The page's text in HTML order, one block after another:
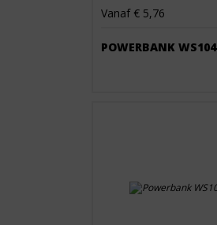
Vanaf € 5,76
POWERBANK WS104